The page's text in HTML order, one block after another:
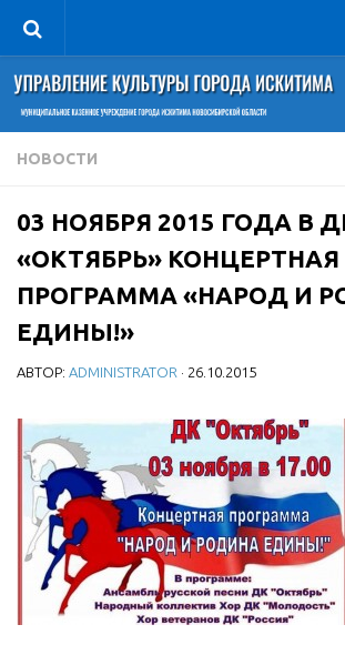
Управление
Руководитель
Сведения об организации
Книга почета культуры
Фотогалерея
Документы
Учредительные документы
Правовая база
Отчеты о деятельности
Учреждения культуры
МБУ Дом культуры «Молодость»
МБУ Дом культуры «Октябрь»
МБОУ ДО «Детская школа искусств»
НОВОСТИ
03 НОЯБРЯ 2015 ГОДА В
«ОКТЯБРЬ» КОНЦЕРТНАЯ
ПРОГРАММА «НАРОД И
ЕДИНЫ!»
АВТОР: ADMINISTRATOR · 26.10.2015